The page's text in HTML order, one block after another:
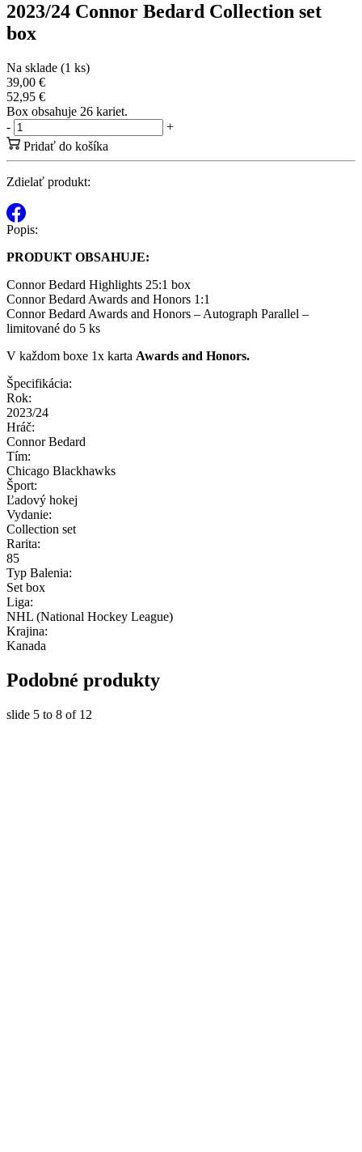
2023/24 Connor Bedard Collection set
box
Na sklade (1 ks)
39,00 €
52,95 €
Box obsahuje 26 kariet.
-
+
Pridať do košíka
Zdielať produkt:
Popis:
PRODUKT OBSAHUJE:
Connor Bedard Highlights 25:1 box
Connor Bedard Awards and Honors 1:1
Connor Bedard Awards and Honors – Autograph Parallel –
limitované do 5 ks
V každom boxe 1x karta Awards and Honors.
Špecifikácia:
Rok:
2023/24
Hráč:
Connor Bedard
Tím:
Chicago Blackhawks
Šport:
Ľadový hokej
Vydanie:
Collection set
Rarita:
85
Typ Balenia:
Set box
Liga:
NHL (National Hockey League)
Krajina:
Kanada
Podobné produkty
slide 5 to 8 of 12